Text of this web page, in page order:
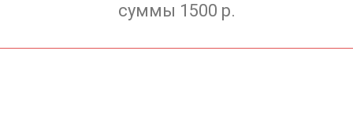
суммы 1500 р.